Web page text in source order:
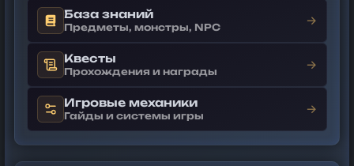
База знаний
Предметы, монстры, NPC →
Квесты
Прохождения и награды →
Игровые механики
Гайды и системы игры →